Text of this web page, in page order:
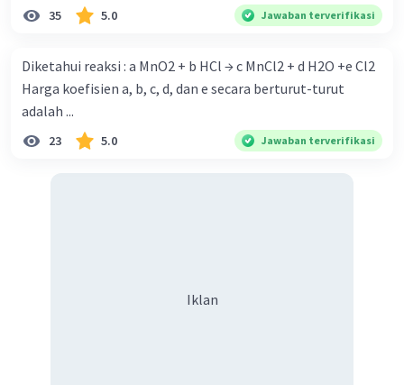
35 5.0 Jawaban terverifikasi
Diketahui reaksi : a MnO2 + b HCl → c MnCl2 + d H2O +e Cl2
Harga koefisien a, b, c, d, dan e secara berturut-turut
adalah ...
23 5.0 Jawaban terverifikasi
Iklan